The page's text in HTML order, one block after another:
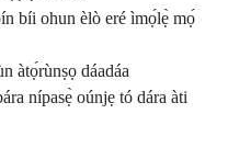
bíi ohun èlò eré ìmọ́lẹ̀ mọ́
àtọ́rùnṣọ dáadáa
nípasẹ̀ oúnjẹ tó dára àti